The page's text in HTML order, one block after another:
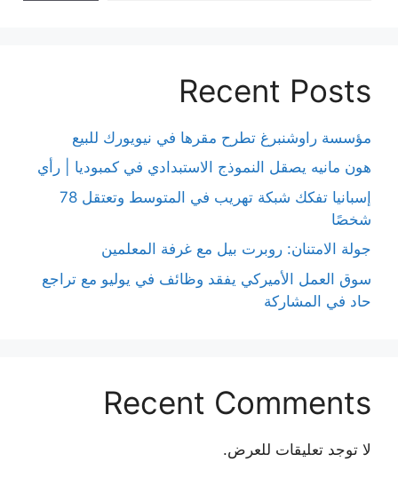
Recent Posts
مؤسسة راوشنبرغ تطرح مقرها في نيويورك للبيع
هون مانيه يصقل النموذج الاستبدادي في كمبوديا | رأي
إسبانيا تفكك شبكة تهريب في المتوسط وتعتقل 78
شخصًا
جولة الامتنان: روبرت بيل مع غرفة المعلمين
سوق العمل الأميركي يفقد وظائف في يوليو مع تراجع
حاد في المشاركة
Recent Comments
لا توجد تعليقات للعرض.